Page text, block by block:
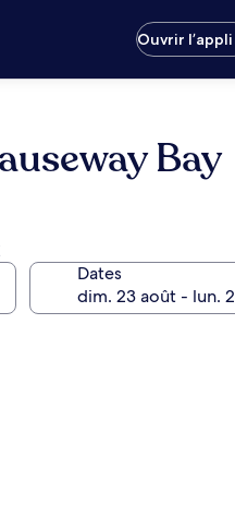
Ouvrir l’appli
Bay
Dates